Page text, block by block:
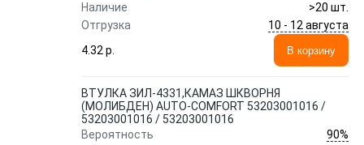
Наличие
>20 шт.
Отгрузка
10 - 12 августа
4.32 p.
В корзину
ВТУЛКА ЗИЛ-4331,КАМАЗ ШКВОРНЯ
(МОЛИБДЕН) AUTO-COMFORT 53203001016 /
53203001016 / 53203001016
Вероятность
90%